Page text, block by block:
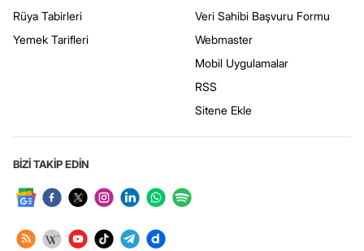
Rüya Tabirleri
Yemek Tarifleri
Veri Sahibi Başvuru Formu
Webmaster
Mobil Uygulamalar
RSS
Sitene Ekle
BİZİ TAKİP EDİN